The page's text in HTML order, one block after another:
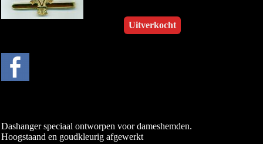
Uitverkocht
Dashanger speciaal ontworpen voor dameshemden.
Hoogstaand en goudkleurig afgewerkt